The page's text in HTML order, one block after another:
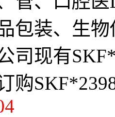
包装、生
司现有
购